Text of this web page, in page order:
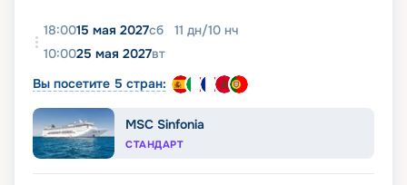
18:0015 мая 2027сб 11 дн/10 нч
10:0025 мая 2027вт
Вы посетите 5 стран:
MSC Sinfonia
СТАНДАРТ